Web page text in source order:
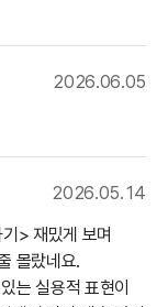
2026.06.05
2026.05.14
> 재밌게 보며
몰랐네요.
는 실용적 표현이